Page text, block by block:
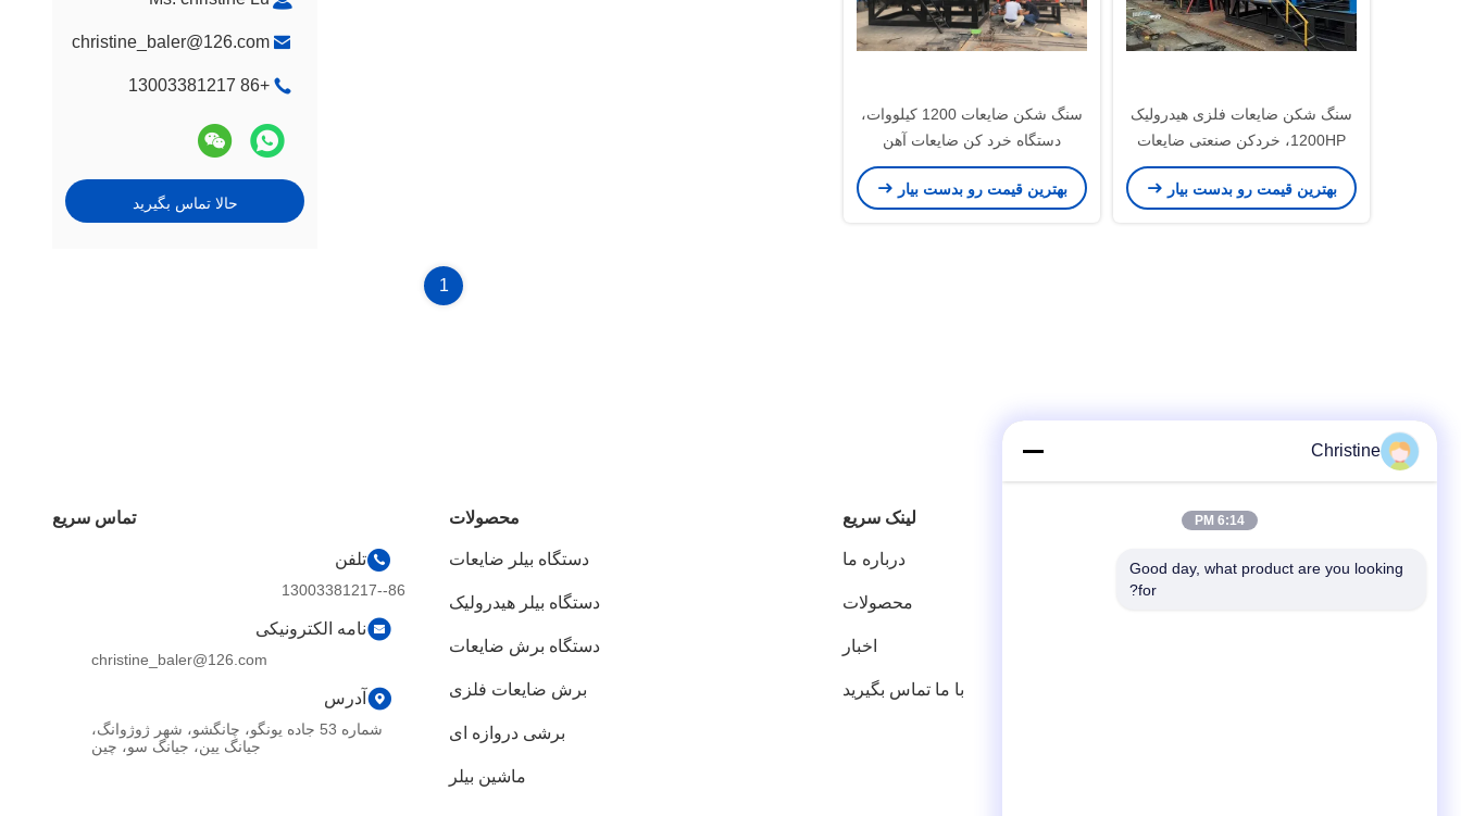
christine_baler@126.com
+86 13003381217
حالا تماس بگیرید
سنگ شکن ضایعات فلزی هیدرولیک
1200HP، خردکن صنعتی ضایعات
بهترین قیمت رو بدست بیار
سنگ شکن ضایعات 1200 کیلووات،
دستگاه خرد کن ضایعات آهن
بهترین قیمت رو بدست بیار
1
لینک سریع
درباره ما
محصولات
اخبار
با ما تماس بگیرید
محصولات
دستگاه بیلر ضایعات
دستگاه بیلر هیدرولیک
دستگاه برش ضایعات
برش ضایعات فلزی
برشی دروازه ای
ماشین بیلر
تماس سریع
تلفن
86--13003381217
نامه الکترونیکی
christine_baler@126.com
آدرس
شماره 53 جاده یونگو، چانگشو، شهر ژوژوانگ،
جیانگ یین، جیانگ سو، چین
Christine
6:14 PM
Good day, what product are you looking
for?